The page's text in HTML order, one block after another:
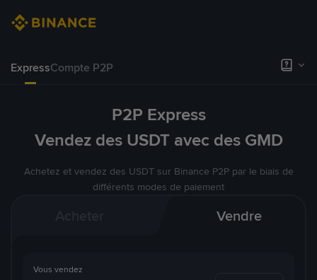
ExpressCompte P2P
P2P Express
Vendez des USDT avec des GMD
Achetez et vendez des USDT sur Binance P2P par le biais de
différents modes de paiement
Vendre
Vous vendez